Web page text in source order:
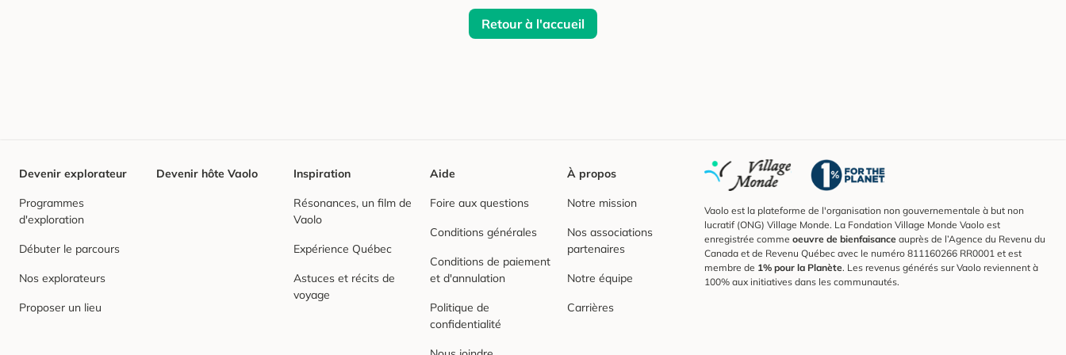
Retour à l'accueil
Devenir explorateur
Programmes
d'exploration
Débuter le parcours
Nos explorateurs
Proposer un lieu
Devenir hôte Vaolo Inspiration
Résonances, un film de
Vaolo
Expérience Québec
Astuces et récits de
voyage
Aide
Foire aux questions
Conditions générales
Conditions de paiement
et d'annulation
Politique de
confidentialité
À propos
Notre mission
Nos associations
partenaires
Notre équipe
Carrières
Vaolo est la plateforme de l'organisation non gouvernementale à but non
lucratif (ONG) Village Monde. La Fondation Village Monde Vaolo est
enregistrée comme oeuvre de bienfaisance auprès de l’Agence du Revenu du
Canada et de Revenu Québec avec le numéro 811160266 RR0001 et est
membre de 1% pour la Planète. Les revenus générés sur Vaolo reviennent à
100% aux initiatives dans les communautés.